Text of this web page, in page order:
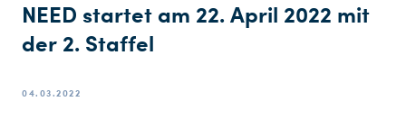
NEED startet am 22. April 2022 mit
der 2. Staffel
04.03.2022